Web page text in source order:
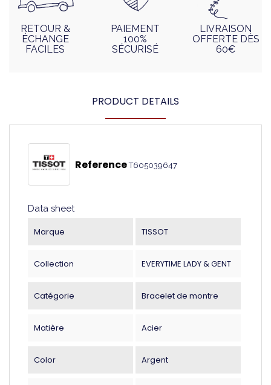
RETOUR &
ÉCHANGE
FACILES
PAIEMENT
100%
SÉCURISÉ
LIVRAISON
OFFERTE DÈS
60€
PRODUCT DETAILS
Reference T605039647
Data sheet
Marque TISSOT
Collection EVERYTIME LADY & GENT
Catégorie Bracelet de montre
Matière Acier
Color Argent